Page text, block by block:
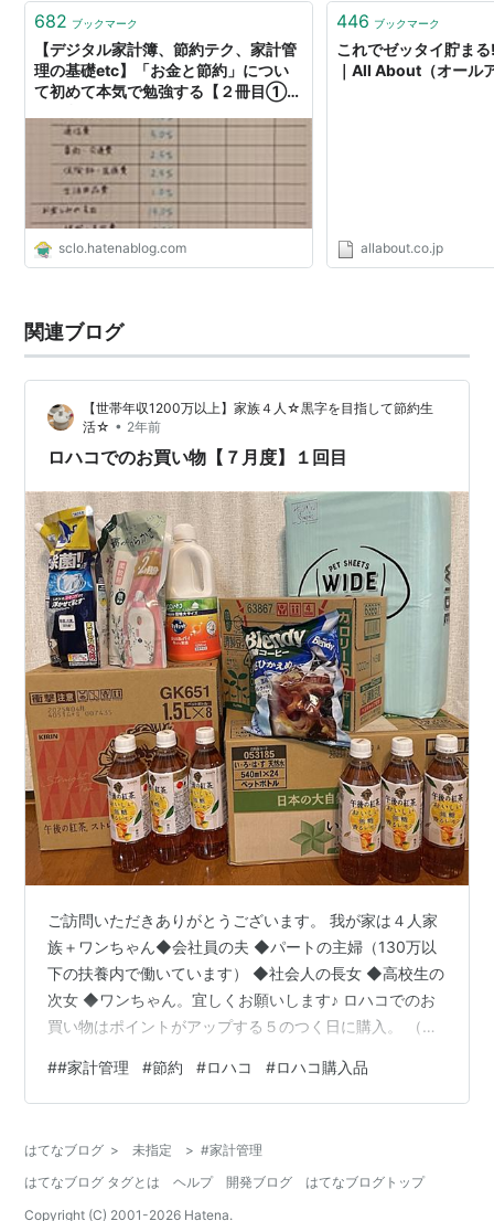
仕組みによって自然に引き起こされるもの。その仕組
み…
682 ブックマーク
【デジタル家計簿、節約テク、家計管
理の基礎etc】「お金と節約」につい
て初めて本気で勉強する【２冊目①】
sclo.hatenablog.com
446 ブックマーク
これでゼッタイ貯ま
｜All About（オール
allabout.co.jp
関連ブログ
【世帯年収1200万以上】家族４人☆黒字を目指して節約生
活☆ • 2年前
ロハコでのお買い物【７月度】１回目
ご訪問いただきありがとうございます。 我が家は４人家
族＋ワンちゃん◆会社員の夫 ◆パートの主婦（130万以
下の扶養内で働いています） ◆社会人の長女 ◆高校生の
次女 ◆ワンちゃん。宜しくお願いします♪ ロハコでのお
買い物はポイントがアップする５のつく日に購入。 （ワ
プ） 月初の５日は買うのは我慢したので、今回はちょっ
と多めです。 今回のロハコの購入品 午後の紅茶（ストレ
スは飲まないので、飲み物は麦茶か紅茶です。 午後の紅
茶（無糖） 私は紅茶は無党派なので会社用。水筒に入れ
て持参してます。 いろ…
##家計管理 #節約 #ロハコ #ロハコ購入品
はてなブログ > 未指定 > #家計管理
はてなブログ タグとは
ヘルプ 開発ブログ
はてなブログトップ
Copyright (C) 2001-2026 Hatena.